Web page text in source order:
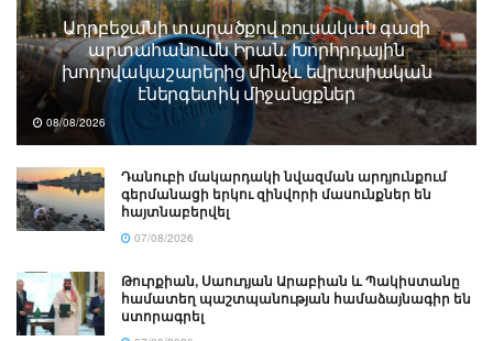
Ադրբեջանի տարածքով ռուսական գազի
արտահանումն Իրան. Խորհրդային
խողովակաշարերից մինչև եվրասիական
էներգետիկ միջանցքներ
08/08/2026
Դանուբի մակարդակի նվազման արդյունքում
գերմանացի երկու զինվորի մասունքներ են
հայտնաբերվել
07/08/2026
Թուրքիան, Սաուդյան Արաբիան և Պակիստանը
համատեղ պաշտպանության համաձայնագիր են
ստորագրել